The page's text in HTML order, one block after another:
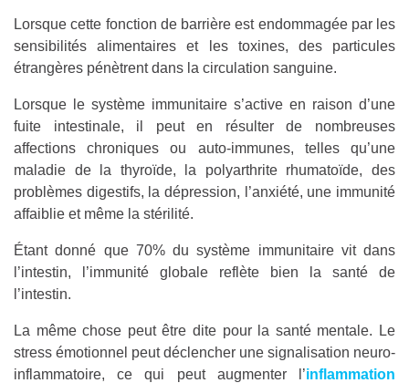
Lorsque cette fonction de barrière est endommagée par les
sensibilités alimentaires et les toxines, des particules
étrangères pénètrent dans la circulation sanguine.
Lorsque le système immunitaire s’active en raison d’une
fuite intestinale, il peut en résulter de nombreuses
affections chroniques ou auto-immunes, telles qu’une
maladie de la thyroïde, la polyarthrite rhumatoïde, des
problèmes digestifs, la dépression, l’anxiété, une immunité
affaiblie et même la stérilité.
Étant donné que 70% du système immunitaire vit dans
l’intestin, l’immunité globale reflète bien la santé de
l’intestin.
La même chose peut être dite pour la santé mentale. Le
stress émotionnel peut déclencher une signalisation neuro-
inflammatoire, ce qui peut augmenter l’inflammation